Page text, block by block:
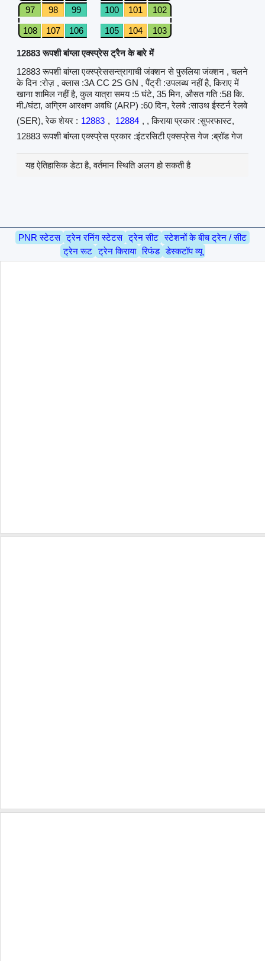
97
98 99 100 101 102
108 107 106 105 104 103
12883 रूपशी बांग्ला एक्स्प्रेस ट्रैन के बारे में
12883 रूपशी बांग्ला एक्स्प्रेससन्त्रागाची जंक्शन से पुरुलिया जंक्शन , चलने
के दिन :रोज़ , क्लास :3A CC 2S GN , पैंट्री :उपलब्ध नहीं है, किराए में
खाना शामिल नहीं है, कुल यात्रा समय :5 घंटे, 35 मिन, औसत गति :58 कि.
मी./घंटा, अग्रिम आरक्षण अवधि (ARP) :60 दिन, रेलवे :साउथ ईस्टर्न रेलवे
(SER), रेक शेयर : 12883 , 12884 , , किराया प्रकार :सुपरफास्ट,
12883 रूपशी बांग्ला एक्स्प्रेस प्रकार :इंटरसिटी एक्सप्रेस गेज :ब्रॉड गेज
यह ऐतिहासिक डेटा है, वर्तमान स्थिति अलग हो सकती है
PNR स्टेटस ट्रेन रनिंग स्टेटस ट्रेन सीट स्टेशनों के बीच ट्रेन / सीट
ट्रेन रूट ट्रेन किराया रिफंड डेस्कटॉप व्यू